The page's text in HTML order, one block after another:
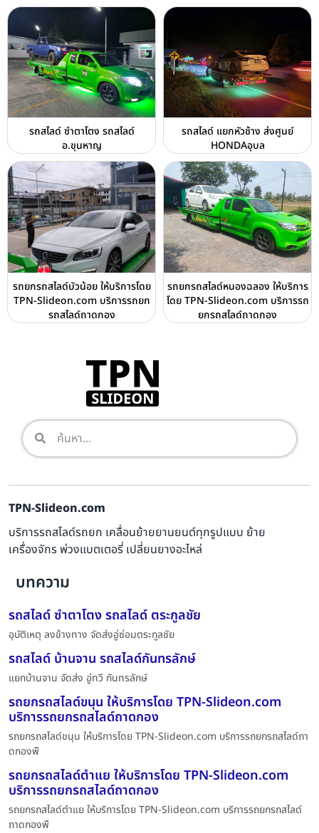
รถสไลด์ ซำตาโตง รถสไลด์
อ.ขุนหาญ
รถสไลด์ แยกหัวช้าง ส่งศูนย์
HONDAอุบล
รถยกรถสไลด์บัวน้อย ให้บริการโดย
TPN-Slideon.com บริการรถยก
รถสไลด์ถาดกอง
รถยกรถสไลด์หนองฉลอง ให้บริการ
โดย TPN-Slideon.com บริการรถ
ยกรถสไลด์ถาดกอง
TPN-Slideon.com
บริการรถสไลด์รถยก เคลื่อนย้ายยานยนต์ทุกรูปแบบ ย้าย
เครื่องจักร พ่วงแบตเตอรี่ เปลี่ยนยางอะไหล่
บทความ
รถสไลด์ ซำตาโตง รถสไลด์ ตระกูลชัย
อุบัติเหตุ ลงข้างทาง จัดส่งอู่ซ่อมตระกูลชัย
รถสไลด์ บ้านจาน รถสไลด์กันทรลักษ์
แยกบ้านจาน จัดส่ง อู่ทวี กันทรลักษ์
รถยกรถสไลด์ขนุน ให้บริการโดย TPN-Slideon.com
บริการรถยกรถสไลด์ถาดกอง
รถยกรถสไลด์ขนุน ให้บริการโดย TPN-Slideon.com บริการรถยกรถสไลด์ถา
ดกองพื
รถยกรถสไลด์ตำแย ให้บริการโดย TPN-Slideon.com
บริการรถยกรถสไลด์ถาดกอง
รถยกรถสไลด์ตำแย ให้บริการโดย TPN-Slideon.com บริการรถยกรถสไลด์
ถาดกองพื